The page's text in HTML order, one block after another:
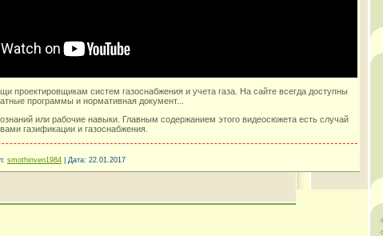
проектировщикам систем газоснабжения и учета газа. На сайте всегда доступны
программы и нормативная документ...
или рабочие навыки. Главным содержанием этого видеосюжета есть случай
газификации и газоснабжения.
smothinven1984 Дата: 22.01.2017